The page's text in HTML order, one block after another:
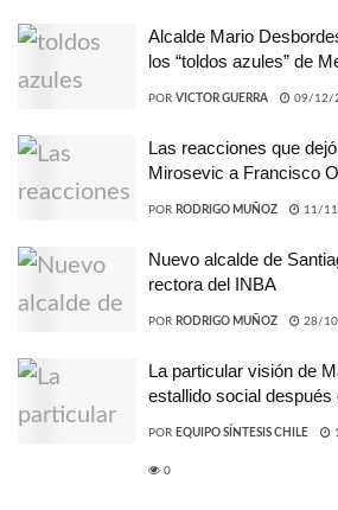
Alcalde Mario
los “toldos azules” de
POR VICTOR GUERRA 09/12/
Las reacciones que
Mirosevic a Francisco
POR RODRIGO MUÑOZ 11/
Nuevo alcalde de
rectora del INBA
POR RODRIGO MUÑOZ 28/
La particular visión de
estallido social después
POR EQUIPO SÍNTESIS CHILE
0